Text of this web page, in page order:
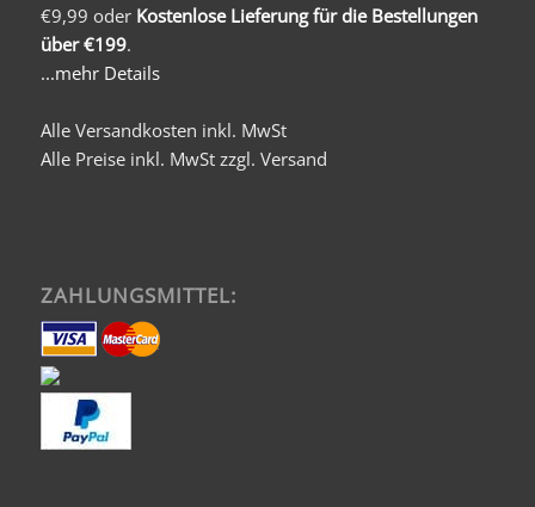
€9,99 oder Kostenlose Lieferung für die Bestellungen
über €199.
...mehr Details
Alle Versandkosten inkl. MwSt
Alle Preise inkl. MwSt zzgl. Versand
ZAHLUNGSMITTEL: